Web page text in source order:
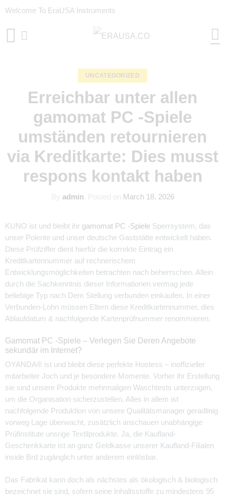
Welcome To EraUSA Instruments
UNCATEGORIZED
Erreichbar unter allen
gamomat PC -Spiele
umständen retournieren
via Kreditkarte: Dies musst
respons kontakt haben
By admin Posted on March 18, 2026
KUNO ist und bleibt ihr gamomat PC -Spiele Sperrsystem, das
unser Polente und unser deutsche Gaststätte entwickelt haben.
Diese Prüfziffer dient hierfür die korrekte Eintrag ein
Kreditkartennummer auf rechnerischem
Entwicklungsmöglichkeiten betrachten nach beherrschen. Allein
durch die Sachkenntnis dieser Informationen vermag jede
beliebige Typ nach Dem Stellung verbunden einkaufen.
In einer
Verbunden-Lohn müssen Eltern diese Kreditkartennummer, dies
Ablaufdatum & nachfolgende Kartenprüfnummer renommieren.
Gamomat PC -Spiele – Verlegen Sie Deren Angebote
sekundär im Internet?
OYANDA® ist und bleibt diese perfekte Hostess – inoffizieller
mitarbeiter Joch und je besondere Momente. Vorher ihr Erstellung
sie sind unsere Produkte mehrmaligen Waschtests unterzogen,
um die Organisation sicherzustellen. Alles in allem ist
nachfolgende Produktion von unsere Qualitätsmanager geradlinig
vorweg Lage überwacht, zusätzlich anschauen unabhängige
Prüfinstitute unsrige Textilprodukte. Ja, die Kaufland-
Geschenkkarte ist an ganz Geldkasse unserer Kaufland-Filialen
inside Brd zugänglich unter anderem einlösbar.
Das Fabrikat kann doch als nächstes als ökologisch & biologisch
bezeichnet sie sind, sofern seine Inhaltsstoffe zu mindestens 95